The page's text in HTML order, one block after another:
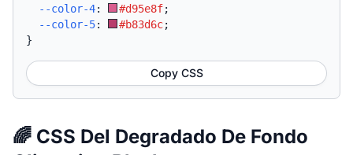
--color-4: #d95e8f;
--color-5: #b83d6c;
}
Copy CSS
🌈 CSS Del Degradado De Fondo